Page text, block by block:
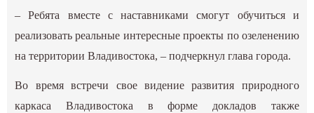
– Ребята вместе с наставниками смогут обучиться и
реализовать реальные интересные проекты по озеленению
на территории Владивостока, – подчеркнул глава города.
Во время встречи свое видение развития природного
каркаса Владивостока в форме докладов также